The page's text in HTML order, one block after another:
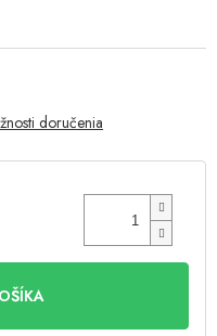
doručenia